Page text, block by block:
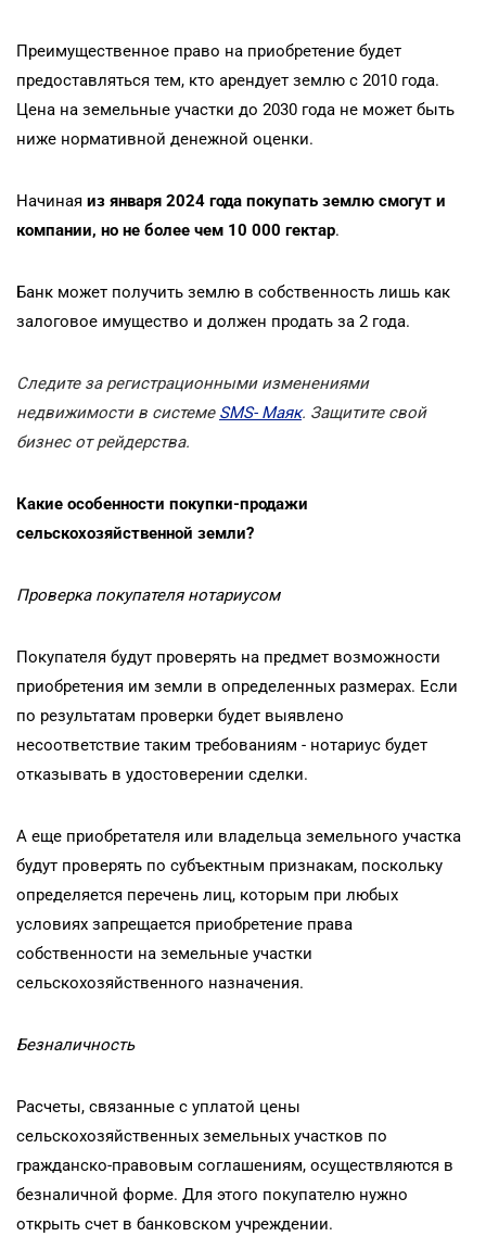
Преимущественное право на приобретение будет
предоставляться тем, кто арендует землю с 2010 года.
Цена на земельные участки до 2030 года не может быть
ниже нормативной денежной оценки.
Начиная из января 2024 года покупать землю смогут и
компании, но не более чем 10 000 гектар.
Банк может получить землю в собственность лишь как
залоговое имущество и должен продать за 2 года.
Следите за регистрационными изменениями
недвижимости в системе SMS- Маяк. Защитите свой
бизнес от рейдерства.
Какие особенности покупки-продажи
сельскохозяйственной земли?
Проверка покупателя нотариусом
Покупателя будут проверять на предмет возможности
приобретения им земли в определенных размерах. Если
по результатам проверки будет выявлено
несоответствие таким требованиям - нотариус будет
отказывать в удостоверении сделки.
А еще приобретателя или владельца земельного участка
будут проверять по субъектным признакам, поскольку
определяется перечень лиц, которым при любых
условиях запрещается приобретение права
собственности на земельные участки
сельскохозяйственного назначения.
Безналичность
Расчеты, связанные с уплатой цены
сельскохозяйственных земельных участков по
гражданско-правовым соглашениям, осуществляются в
безналичной форме. Для этого покупателю нужно
открыть счет в банковском учреждении.